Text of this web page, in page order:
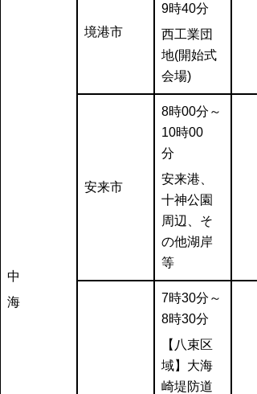
中
海
境港市
9時40分
西工業団
地(開始式
会場)
安来市
8時00分～
10時00
分
安来港、
十神公園
周辺、そ
の他湖岸
等
7時30分～
8時30分
【八束区
域】大海
崎堤防道